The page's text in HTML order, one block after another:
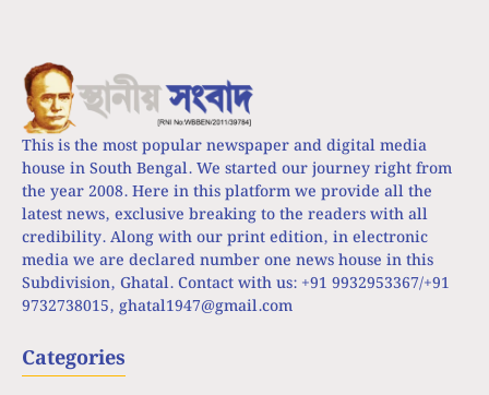
This is the most popular newspaper and digital media
house in South Bengal. We started our journey right from
the year 2008. Here in this platform we provide all the
latest news, exclusive breaking to the readers with all
credibility. Along with our print edition, in electronic
media we are declared number one news house in this
Subdivision, Ghatal. Contact with us: +91 9932953367/+91
9732738015, ghatal1947@gmail.com
Categories